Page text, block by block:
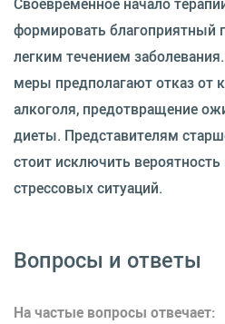
формировать благоприятный
легким течением
меры предполагают отказ от
алкоголя, предотвращение
диеты. Представителям
стоит исключить
стрессовых ситуаций.
Вопросы и ответы
На частые вопросы отвечает: